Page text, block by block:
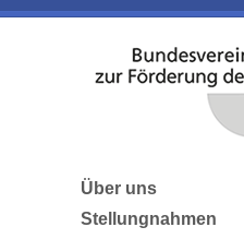
Über uns
Stellungnahmen